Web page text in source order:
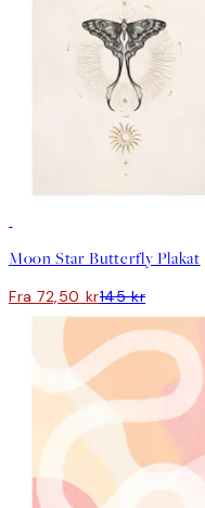
Moon Star Butterfly Plakat
Fra 72,50 kr145 kr